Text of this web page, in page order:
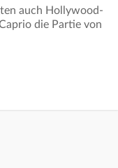
auch Hollywood-
die Partie von